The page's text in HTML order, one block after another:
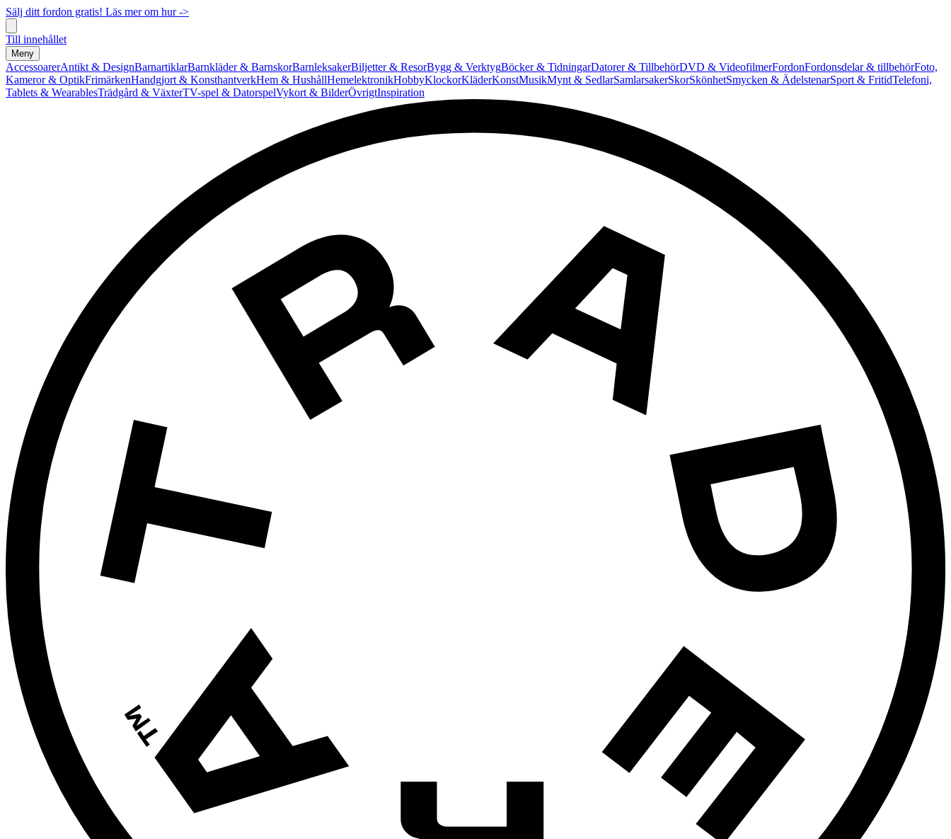
Sälj ditt fordon gratis! Läs mer om hur ->
Till innehållet
Meny
AccessoarerAntikt & DesignBarnartiklarBarnkläder & BarnskorBarnleksakerBiljetter & ResorBygg & VerktygBöcker & TidningarDatorer & TillbehörDVD & VideofilmerFordonFordonsdelar & tillbehörFoto,
Kameror & OptikFrimärkenHandgjort & KonsthantverkHem & HushållHemelektronikHobbyKlockorKläderKonstMusikMynt & SedlarSamlarsakerSkorSkönhetSmycken & ÄdelstenarSport & FritidTelefoni,
Tablets & WearablesTrädgård & VäxterTV-spel & DatorspelVykort & BilderÖvrigtInspiration